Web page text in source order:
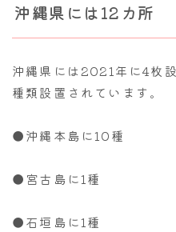
沖縄県には12カ所
沖縄県には2021年に4枚
種類設置されています。
●沖縄本島に10種
●宮古島に1種
●石垣島に1種